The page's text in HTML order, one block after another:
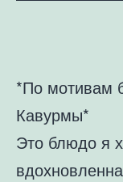
*По мотивам
Кавурмы*
Это блюдо я